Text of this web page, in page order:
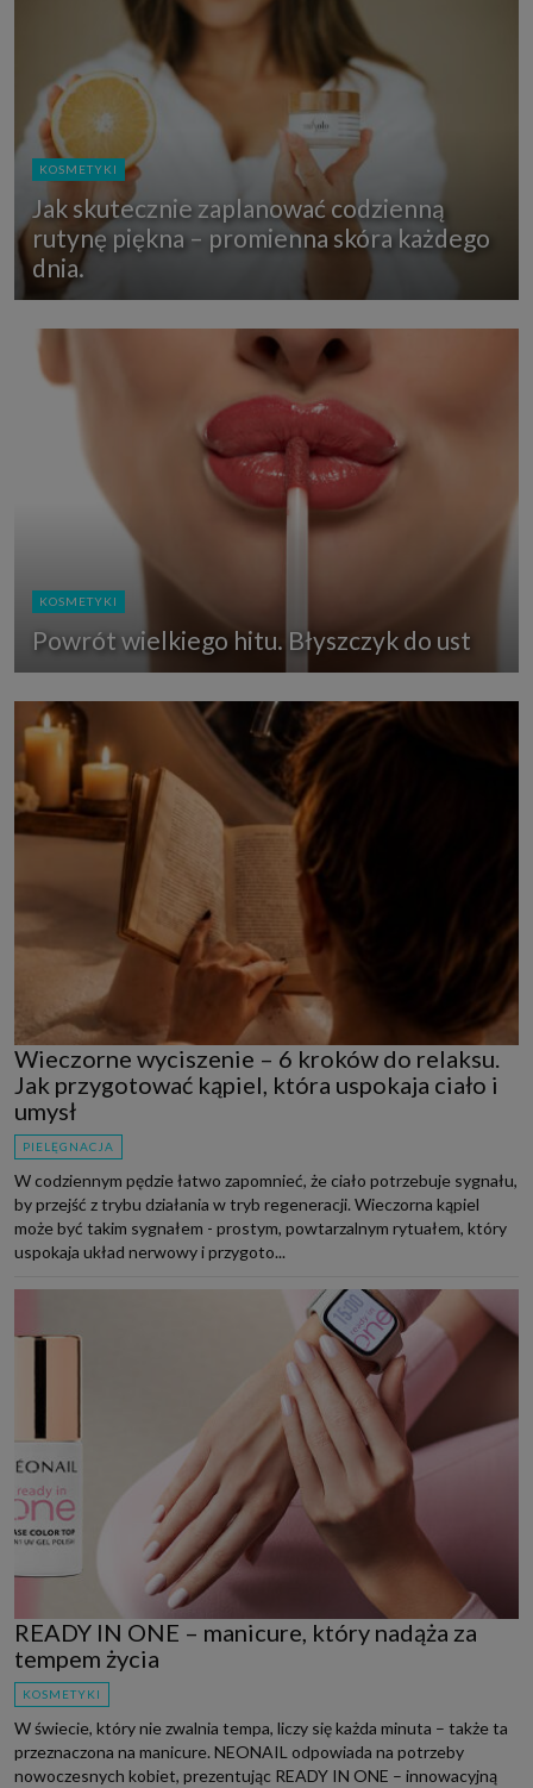
KOSMETYKI
Jak skutecznie zaplanować codzienną
rutynę piękna – promienna skóra każdego
dnia.
KOSMETYKI
Powrót wielkiego hitu. Błyszczyk do ust
Wieczorne wyciszenie – 6 kroków do relaksu.
Jak przygotować kąpiel, która uspokaja ciało i
umysł
PIELĘGNACJA
W codziennym pędzie łatwo zapomnieć, że ciało potrzebuje sygnału,
by przejść z trybu działania w tryb regeneracji. Wieczorna kąpiel
może być takim sygnałem - prostym, powtarzalnym rytuałem, który
uspokaja układ nerwowy i przygoto...
READY IN ONE – manicure, który nadąża za
tempem życia
KOSMETYKI
W świecie, który nie zwalnia tempa, liczy się każda minuta – także ta
przeznaczona na manicure. NEONAIL odpowiada na potrzeby
nowoczesnych kobiet, prezentując READY IN ONE – innowacyjną